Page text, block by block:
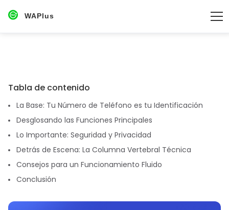
WAPlus
Tabla de contenido
La Base: Tu Número de Teléfono es tu Identificación
Desglosando las Funciones Principales
Lo Importante: Seguridad y Privacidad
Detrás de Escena: La Columna Vertebral Técnica
Consejos para un Funcionamiento Fluido
Conclusión